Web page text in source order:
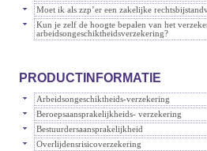
Moet ik als zzp’er een zakelijke
Kun je zelf de hoogte bepalen van het
arbeidsongeschiktheidsverzekering?
PRODUCTINFORMATIE
Arbeidsongeschiktheids-verzekering
Beroepsaansprakelijkheids- verzekering
Bestuurdersaansprakelijkheid
Overlijdensrisicoverzekering